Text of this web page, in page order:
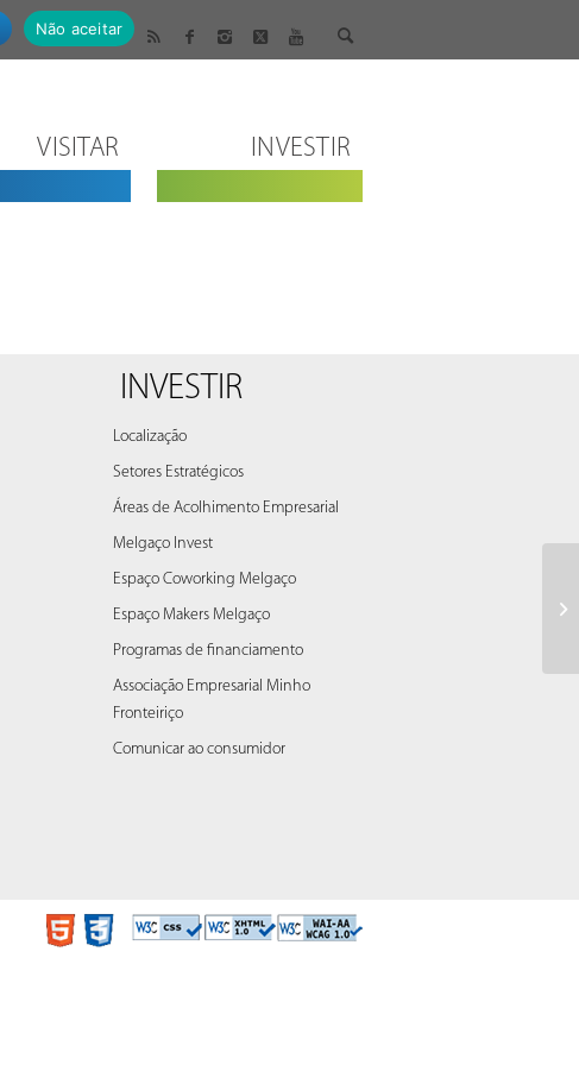
VISITAR INVESTIR
INVESTIR
Localização
Setores Estratégicos
Áreas de Acolhimento Empresarial
Melgaço Invest
Espaço Coworking Melgaço
Espaço Makers Melgaço
Programas de financiamento
Associação Empresarial Minho
Fronteiriço
Comunicar ao consumidor
Não aceitar